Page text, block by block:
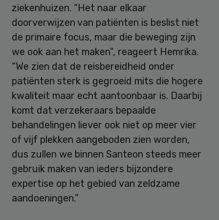
ziekenhuizen. “Het naar elkaar
doorverwijzen van patiënten is beslist niet
de primaire focus, maar die beweging zijn
we ook aan het maken”, reageert Hemrika.
“We zien dat de reisbereidheid onder
patiënten sterk is gegroeid mits die hogere
kwaliteit maar echt aantoonbaar is. Daarbij
komt dat verzekeraars bepaalde
behandelingen liever ook niet op meer vier
of vijf plekken aangeboden zien worden,
dus zullen we binnen Santeon steeds meer
gebruik maken van ieders bijzondere
expertise op het gebied van zeldzame
aandoeningen.”